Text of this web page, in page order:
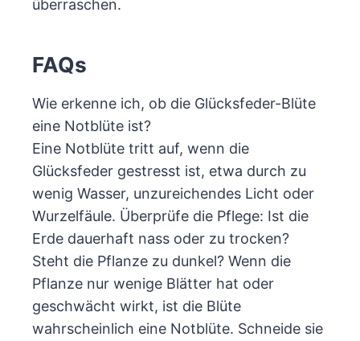
überraschen.
FAQs
Wie erkenne ich, ob die Glücksfeder-Blüte
eine Notblüte ist?
Eine Notblüte tritt auf, wenn die
Glücksfeder gestresst ist, etwa durch zu
wenig Wasser, unzureichendes Licht oder
Wurzelfäule. Überprüfe die Pflege: Ist die
Erde dauerhaft nass oder zu trocken?
Steht die Pflanze zu dunkel? Wenn die
Pflanze nur wenige Blätter hat oder
geschwächt wirkt, ist die Blüte
wahrscheinlich eine Notblüte. Schneide sie